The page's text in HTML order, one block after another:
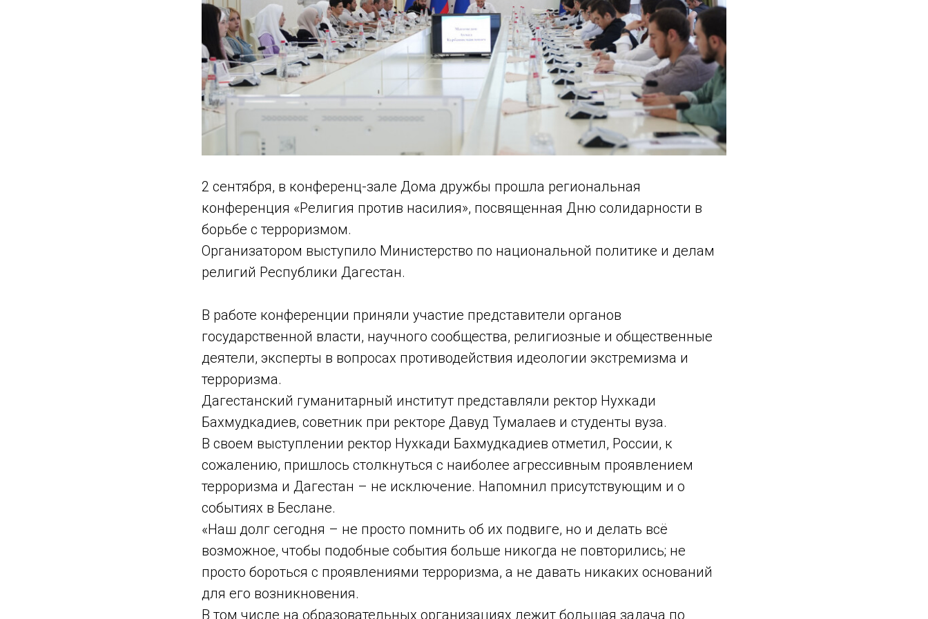
2 сентября, в конференц-зале Дома дружбы прошла региональная
конференция «Религия против насилия», посвященная Дню солидарности в
борьбе с терроризмом.
Организатором выступило Министерство по национальной политике и делам
религий Республики Дагестан.
В работе конференции приняли участие представители органов
государственной власти, научного сообщества, религиозные и общественные
деятели, эксперты в вопросах противодействия идеологии экстремизма и
терроризма.
Дагестанский гуманитарный институт представляли ректор Нухкади
Бахмудкадиев, советник при ректоре Давуд Тумалаев и студенты вуза.
В своем выступлении ректор Нухкади Бахмудкадиев отметил, России, к
сожалению, пришлось столкнуться с наиболее агрессивным проявлением
терроризма и Дагестан – не исключение. Напомнил присутствующим и о
событиях в Беслане.
«Наш долг сегодня – не просто помнить об их подвиге, но и делать всё
возможное, чтобы подобные события больше никогда не повторились; не
просто бороться с проявлениями терроризма, а не давать никаких оснований
для его возникновения.
В том числе на образовательных организациях лежит большая задача по